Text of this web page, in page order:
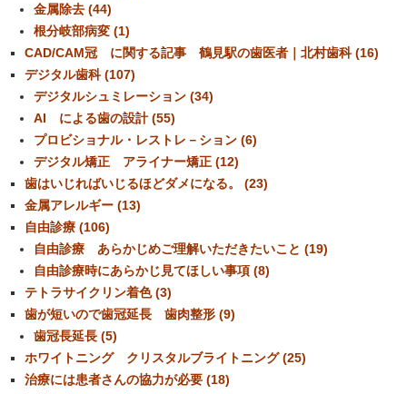
金属除去 (44)
根分岐部病変 (1)
CAD/CAM冠 に関する記事 鶴見駅の歯医者｜北村歯科 (16)
デジタル歯科 (107)
デジタルシュミレーション (34)
AI による歯の設計 (55)
プロビショナル・レストレ－ション (6)
デジタル矯正 アライナー矯正 (12)
歯はいじればいじるほどダメになる。 (23)
金属アレルギー (13)
自由診療 (106)
自由診療 あらかじめご理解いただきたいこと (19)
自由診療時にあらかじ見てほしい事項 (8)
テトラサイクリン着色 (3)
歯が短いので歯冠延長 歯肉整形 (9)
歯冠長延長 (5)
ホワイトニング クリスタルブライトニング (25)
治療には患者さんの協力が必要 (18)